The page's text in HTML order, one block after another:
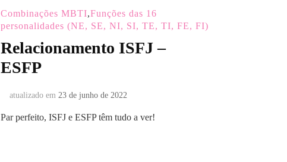
Combinações MBTI,Funções das 16
personalidades (NE, SE, NI, SI, TE, TI, FE, FI)
Relacionamento ISFJ –
ESFP
atualizado em 23 de junho de 2022
Par perfeito, ISFJ e ESFP têm tudo a ver!